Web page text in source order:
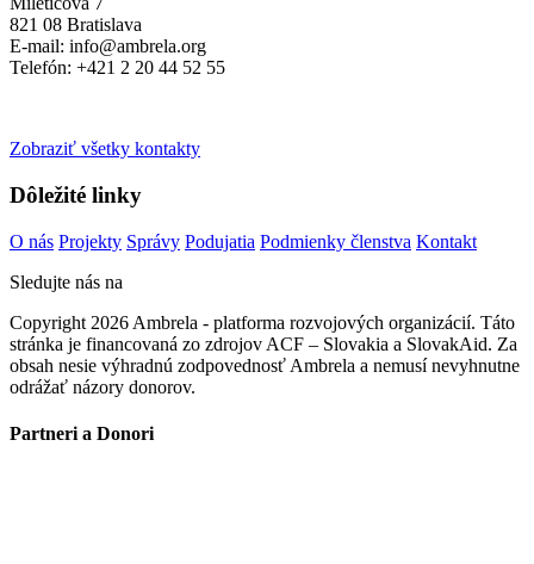
821 08 Bratislava
E-mail: info@ambrela.org
Telefón: +421 2 20 44 52 55
Zobraziť všetky kontakty
Dôležité linky
O nás Projekty Správy Podujatia Podmienky členstva Kontakt
Sledujte nás na
Copyright 2026 Ambrela - platforma rozvojových organizácií. Táto
stránka je financovaná zo zdrojov ACF – Slovakia a SlovakAid. Za
obsah nesie výhradnú zodpovednosť Ambrela a nemusí nevyhnutne
odrážať názory donorov.
Partneri a Donori